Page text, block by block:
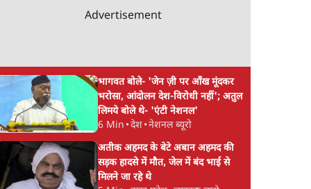
11
सरकार की बातचीत बेनतीजा,
Advertisement
भागवत बोले- 'जेन ज़ी पर आँख मूंदकर
भरोसा, आंदोलन देश-विरोधी नहीं'; अतुल
लिमये बोले थे- 'एंटी नेशनल'
6 Min •देश•नेशनल ब्यूरो
अतीक अहमद के बेटे अबान अहमद की
सड़क हादसे में मौत, जेल में बंद भाई से
मिलने जा रहे थे